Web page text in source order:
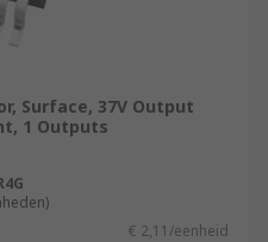
Surface, 37V Output
1 Outputs
€ 2,11/eenheid